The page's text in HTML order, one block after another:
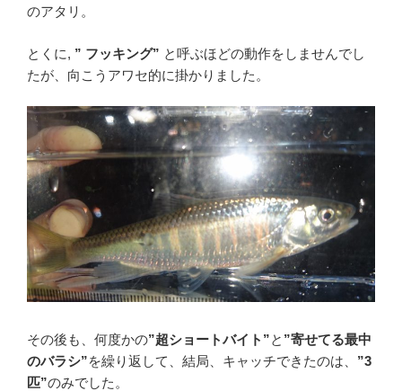
のアタリ。
とくに, ” フッキング” と呼ぶほどの動作をしませんでし
たが、向こうアワセ的に掛かりました。
その後も、何度かの”超ショートバイト”と ”寄せてる最中
のバラシ”を繰り返して、結局、キャッチできたのは、 ”3
匹”のみでした。